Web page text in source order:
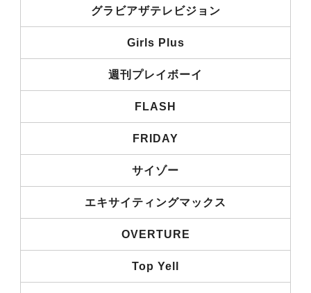
グラビアザテレビジョン
Girls Plus
週刊プレイボーイ
FLASH
FRIDAY
サイゾー
エキサイティングマックス
OVERTURE
Top Yell